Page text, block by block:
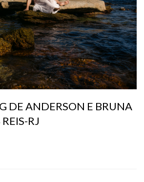
DE ANDERSON E BRUNA
RJ